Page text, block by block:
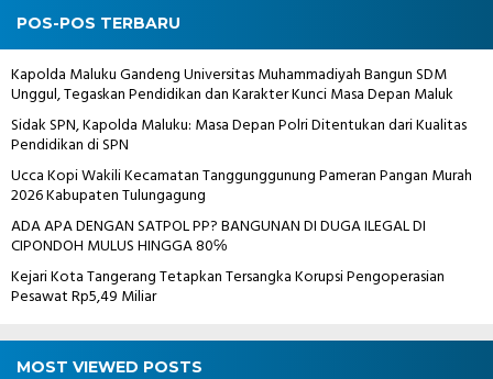
POS-POS TERBARU
Kapolda Maluku Gandeng Universitas Muhammadiyah Bangun SDM
Unggul, Tegaskan Pendidikan dan Karakter Kunci Masa Depan Maluk
Sidak SPN, Kapolda Maluku: Masa Depan Polri Ditentukan dari Kualitas
Pendidikan di SPN
Ucca Kopi Wakili Kecamatan Tanggunggunung Pameran Pangan Murah
2026 Kabupaten Tulungagung
ADA APA DENGAN SATPOL PP? BANGUNAN DI DUGA ILEGAL DI
CIPONDOH MULUS HINGGA 80℅
Kejari Kota Tangerang Tetapkan Tersangka Korupsi Pengoperasian
Pesawat Rp5,49 Miliar
MOST VIEWED POSTS